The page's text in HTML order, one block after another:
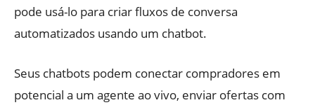
pode usá-lo para criar fluxos de conversa
automatizados usando um chatbot.
Seus chatbots podem conectar compradores em
potencial a um agente ao vivo, enviar ofertas com